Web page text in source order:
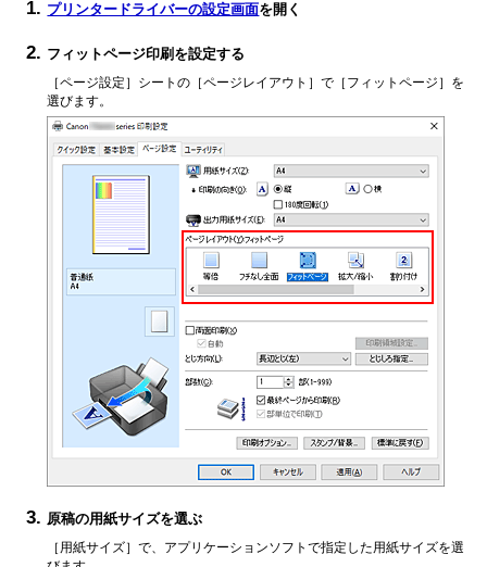
プリンタードライバーの設定画面を開く
フィットページ印刷を設定する
［ページ設定］ シートの ［ページレイアウト］で ［フィットページ］ を
選びます。
原稿の用紙サイズを選ぶ
［用紙サイズ］で、アプリケーションソフトで指定した用紙サイズを選